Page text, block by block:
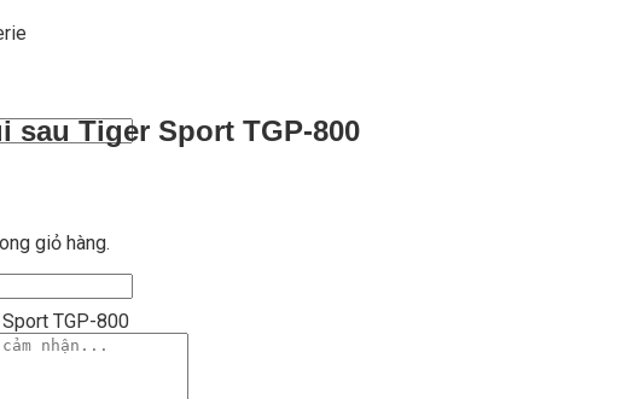
giỏ hàng.
sau Tiger Sport TGP-800
TGP-800